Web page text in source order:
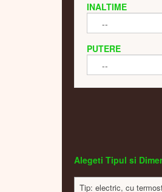
INALTIME
PUTERE
Alegeti Tipul si
Tip: electric, cu